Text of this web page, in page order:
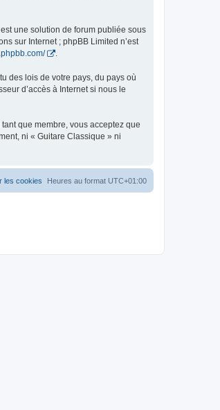
une solution de forum publiée sous
sur Internet ; phpBB Limited n’est
.
des lois de votre pays, du pays où
d’accès à Internet si nous le
que membre, vous acceptez que
ni « Guitare Classique » ni
Heures au format UTC+01:00
les cookies